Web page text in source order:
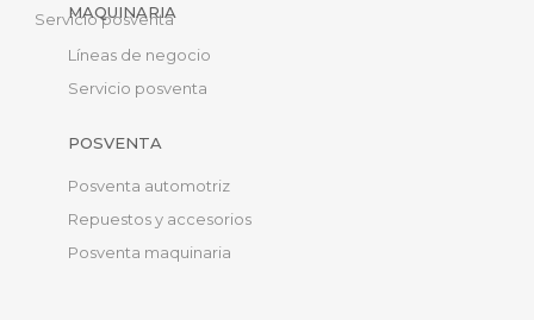
Servicio posventa
MAQUINARIA
Líneas de negocio
Servicio posventa
POSVENTA
Posventa automotriz
Repuestos y accesorios
Posventa maquinaria